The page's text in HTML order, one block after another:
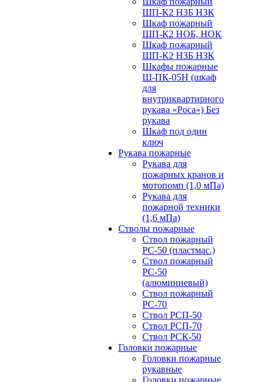
ШП-К2 НЗБ НЗК
Шкаф пожарный
ШП-К2 НОБ, НОК
Шкаф пожарный
ШП-К2 НЗБ НЗК
Шкафы пожарные
Ш-ПК-05Н (шкаф
для
внутриквартирного
рукава «Роса») Без
рукава
Шкаф под один
ключ
Рукава пожарные
Рукава для
пожарных кранов и
мотопомп (1,0 мПа)
Рукава для
пожарной техники
(1,6 мПа)
Стволы пожарные
Ствол пожарный
РС-50 (пластмас.)
Ствол пожарный
РС-50
(алюминиевый)
Ствол пожарный
РС-70
Ствол РСП-50
Ствол РСП-70
Ствол РСК-50
Головки пожарные
Головки пожарные
рукавные
Головки пожарные